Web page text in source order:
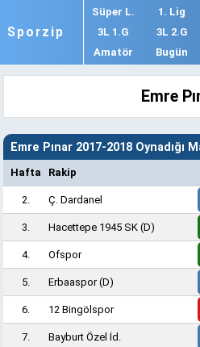
Sporzip
Süper L. 1. Lig
3L 1.G
3L 2.G
Amatör
Bugün
Emre
Emre Pınar 2017-2018 Oynadığı
Hafta Rakip
2. Ç. Dardanel
3. Hacettepe 1945 SK (D)
4. Ofspor
5. Erbaaspor(D)
6. 12 Bingölspor
7. Bayburt Özel İd.